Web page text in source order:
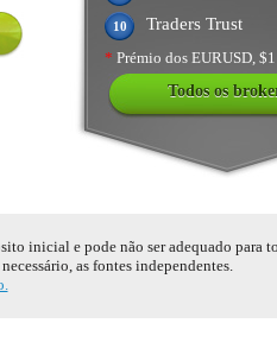
10 Traders Trust
* Prémio dos EURUSD,
Todos os
inicial e pode não ser adequado para
as fontes independentes.